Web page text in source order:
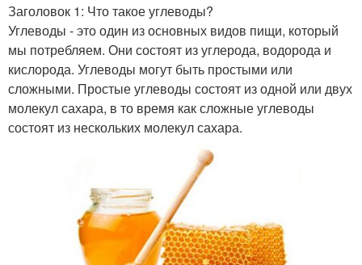
Заголовок 1: Что такое углеводы?
Углеводы - это один из основных видов пищи, который
мы потребляем. Они состоят из углерода, водорода и
кислорода. Углеводы могут быть простыми или
сложными. Простые углеводы состоят из одной или двух
молекул сахара, в то время как сложные углеводы
состоят из нескольких молекул сахара.